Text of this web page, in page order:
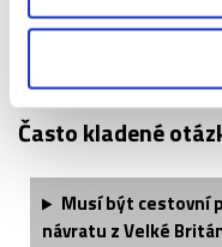
Často kladené
Musí být cestovní
návratu z Velké